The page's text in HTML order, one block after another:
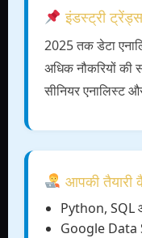
इंडस्ट्री ट्रेंड्स
2025 तक डेटा
अधिक नौकरियों की
सीनियर एनालिस्ट
आपकी तैयारी
Python, SQL
Google Data